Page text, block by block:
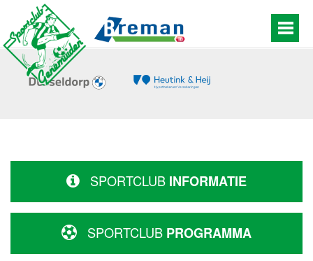
SPORTCLUB INFORMATIE
SPORTCLUB PROGRAMMA